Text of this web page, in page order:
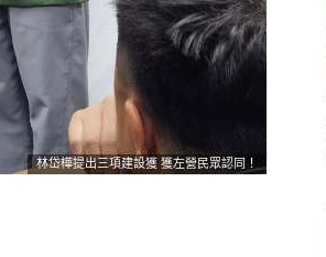
林岱樺提出三項建設獲 獲左營民眾認同！